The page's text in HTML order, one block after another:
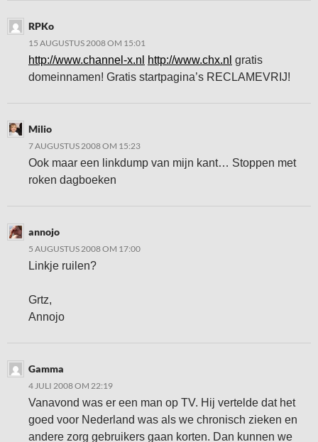
RPKo
15 AUGUSTUS 2008 OM 15:01
http://www.channel-x.nl http://www.chx.nl gratis
domeinnamen! Gratis startpagina’s RECLAMEVRIJ!
Milio
7 AUGUSTUS 2008 OM 15:23
Ook maar een linkdump van mijn kant… Stoppen met
roken dagboeken
annojo
5 AUGUSTUS 2008 OM 17:00
Linkje ruilen?
Grtz,
Annojo
Gamma
4 JULI 2008 OM 22:19
Vanavond was er een man op TV. Hij vertelde dat het
goed voor Nederland was als we chronisch zieken en
andere zorg gebruikers gaan korten. Dan kunnen we